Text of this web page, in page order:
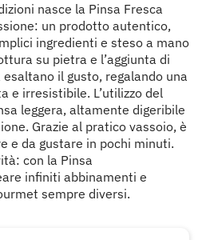
nasce la Pinsa Fresca
un prodotto autentico,
ingredienti e steso a mano
su pietra e l’aggiunta di
il gusto, regalando una
e irresistibile. L’utilizzo del
leggera, altamente digeribile
Grazie al pratico vassoio, è
e da gustare in pochi minuti.
con la Pinsa
infiniti abbinamenti e
sempre diversi.